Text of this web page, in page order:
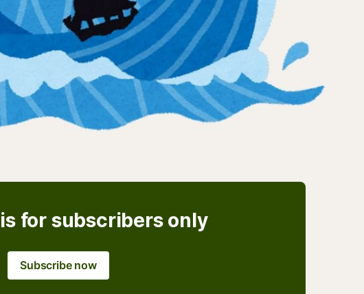
for subscribers only
Subscribe now